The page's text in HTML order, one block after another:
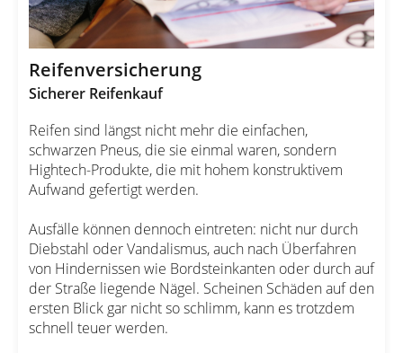
Reifenversicherung
Sicherer Reifenkauf
Reifen sind längst nicht mehr die einfachen,
schwarzen Pneus, die sie einmal waren, sondern
Hightech-Produkte, die mit hohem konstruktivem
Aufwand gefertigt werden.
Ausfälle können dennoch eintreten: nicht nur durch
Diebstahl oder Vandalismus, auch nach Überfahren
von Hindernissen wie Bordsteinkanten oder durch auf
der Straße liegende Nägel. Scheinen Schäden auf den
ersten Blick gar nicht so schlimm, kann es trotzdem
schnell teuer werden.